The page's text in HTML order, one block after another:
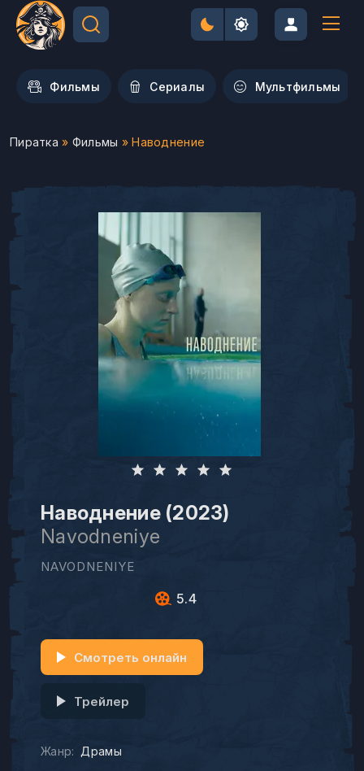
Фильмы Сериалы Мультфильмы
Пиратка » Фильмы » Наводнение
Наводнение (2023)
Navodneniye
NAVODNENIYE
5.4
Жанр: Драмы
Смотреть онлайн
Трейлер